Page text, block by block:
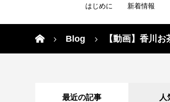
はじめに 新着情報
Blog 【動画】香川
最近の記事 人